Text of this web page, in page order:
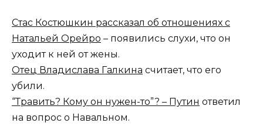
Стас Костюшкин рассказал об отношениях с
Натальей Орейро – появились слухи, что он
уходит к ней от жены.
Отец Владислава Галкина считает, что его
убили.
“Травить? Кому он нужен-то”? – Путин ответил
на вопрос о Навальном.